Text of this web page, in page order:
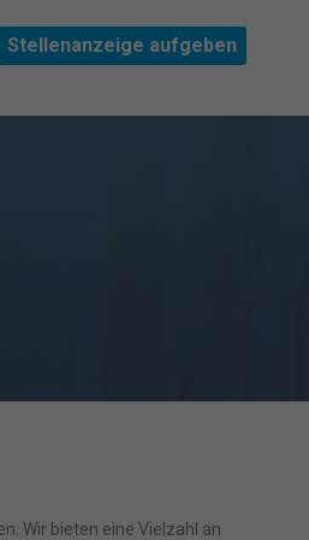
Stellenanzeige aufgeben
Wir bieten eine Vielzahl an